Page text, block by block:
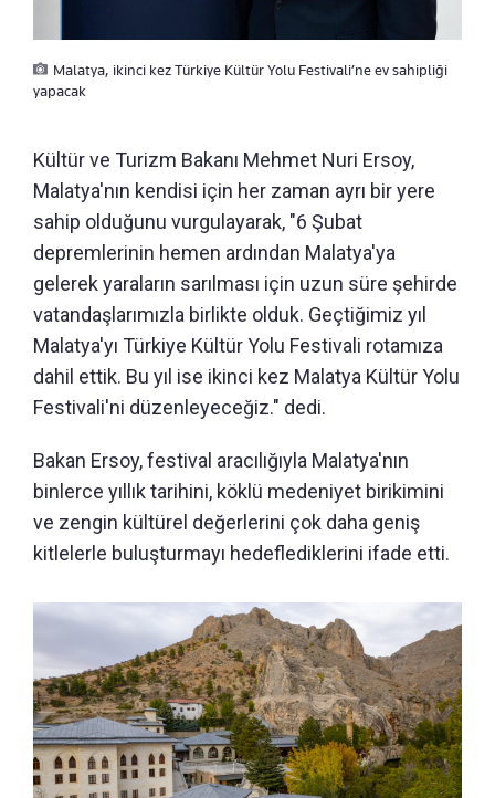
Malatya, ikinci kez Türkiye Kültür Yolu Festivali’ne ev sahipliği
yapacak
Kültür ve Turizm Bakanı Mehmet Nuri Ersoy,
Malatya'nın kendisi için her zaman ayrı bir yere
sahip olduğunu vurgulayarak, "6 Şubat
depremlerinin hemen ardından Malatya'ya
gelerek yaraların sarılması için uzun süre şehirde
vatandaşlarımızla birlikte olduk. Geçtiğimiz yıl
Malatya'yı Türkiye Kültür Yolu Festivali rotamıza
dahil ettik. Bu yıl ise ikinci kez Malatya Kültür Yolu
Festivali'ni düzenleyeceğiz." dedi.
Bakan Ersoy, festival aracılığıyla Malatya'nın
binlerce yıllık tarihini, köklü medeniyet birikimini
ve zengin kültürel değerlerini çok daha geniş
kitlelerle buluşturmayı hedeflediklerini ifade etti.